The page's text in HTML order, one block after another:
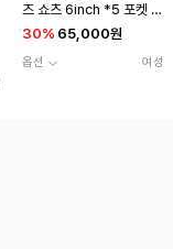
즈 쇼츠 6inch *5 포켓 L
OTU
30% 65,000원
옵션 여성